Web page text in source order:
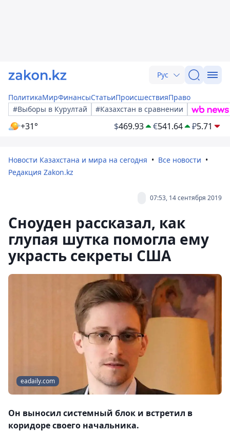
Рус
ПолитикаМирФинансыСтатьиПроисшествияПраво
#Выборы в Курултай
#Казахстан в сравнении
+31° $469.93 €541.64 ₽5.71
Новости Казахстана и мира на сегодня
Все новости
Редакция Zakon.kz
07:53, 14 сентября 2019
Сноуден рассказал, как
глупая шутка помогла ему
украсть секреты США
eadaily.com
Он выносил системный блок и встретил в
коридоре своего начальника.